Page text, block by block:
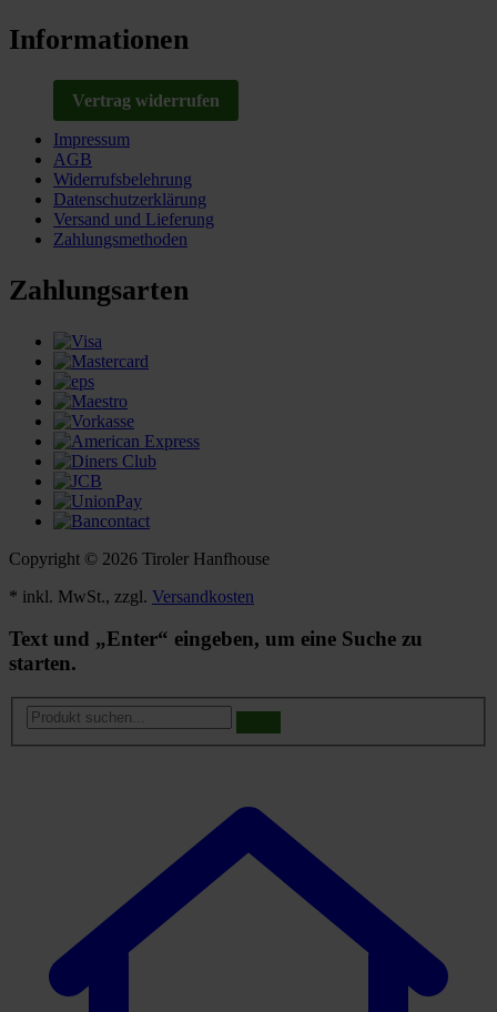
Informationen
Vertrag widerrufen
Impressum
AGB
Widerrufsbelehrung
Datenschutzerklärung
Versand und Lieferung
Zahlungsmethoden
Zahlungsarten
Copyright © 2026 Tiroler Hanfhouse
* inkl. MwSt., zzgl. Versandkosten
Text und „Enter“ eingeben, um eine Suche zu
starten.
Produkt
suchen...